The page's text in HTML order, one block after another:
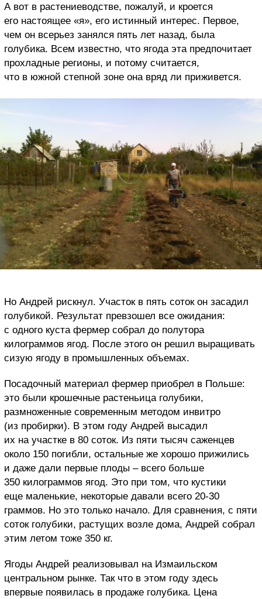
А вот в растениеводстве, пожалуй, и кроется
его настоящее «я», его истинный интерес. Первое,
чем он всерьез занялся пять лет назад, была
голубика. Всем известно, что ягода эта предпочитает
прохладные регионы, и потому считается,
что в южной степной зоне она вряд ли приживется.
Но Андрей рискнул. Участок в пять соток он засадил
голубикой. Результат превзошел все ожидания:
с одного куста фермер собрал до полутора
килограммов ягод. После этого он решил выращивать
сизую ягоду в промышленных объемах.
Посадочный материал фермер приобрел в Польше:
это были крошечные растеньица голубики,
размноженные современным методом инвитро
(из пробирки). В этом году Андрей высадил
их на участке в 80 соток. Из пяти тысяч саженцев
около 150 погибли, остальные же хорошо прижились
и даже дали первые плоды – всего больше
350 килограммов ягод. Это при том, что кустики
еще маленькие, некоторые давали всего 20-30
граммов. Но это только начало. Для сравнения, с пяти
соток голубики, растущих возле дома, Андрей собрал
этим летом тоже 350 кг.
Ягоды Андрей реализовывал на Измаильском
центральном рынке. Так что в этом году здесь
впервые появилась в продаже голубика. Цена